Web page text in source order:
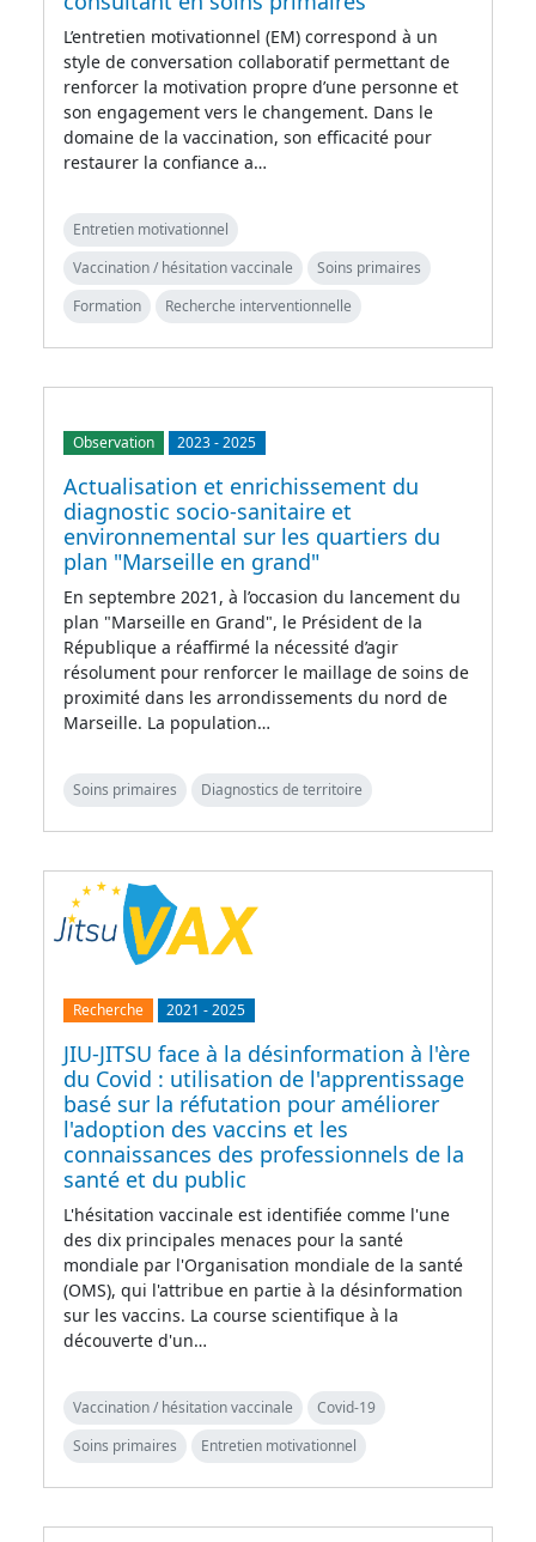
L’entretien motivationnel (EM) correspond à un
style de conversation collaboratif permettant de
renforcer la motivation propre d’une personne et
son engagement vers le changement. Dans le
domaine de la vaccination, son efficacité pour
restaurer la confiance a…
Entretien motivationnel
Vaccination / hésitation vaccinale
Soins primaires
Formation
Recherche interventionnelle
Observation 2023-2025
Actualisation et enrichissement du
diagnostic socio-sanitaire et
environnemental sur les quartiers du
plan "Marseille en grand"
En septembre 2021, à l’occasion du lancement du
plan "Marseille en Grand", le Président de la
République a réaffirmé la nécessité d’agir
résolument pour renforcer le maillage de soins de
proximité dans les arrondissements du nord de
Marseille. La population…
Soins primaires Diagnostics de territoire
Recherche 2021 -2025
JIU-JITSU face à la désinformation à l'ère
du Covid : utilisation de l'apprentissage
basé sur la réfutation pour améliorer
l'adoption des vaccins et les
connaissances des professionnels de la
santé et du public
L'hésitation vaccinale est identifiée comme l'une
des dix principales menaces pour la santé
mondiale par l'Organisation mondiale de la santé
(OMS), qui l'attribue en partie à la désinformation
sur les vaccins. La course scientifique à la
découverte d'un…
Vaccination / hésitation vaccinale
Covid-19
Soins primaires
Entretien motivationnel